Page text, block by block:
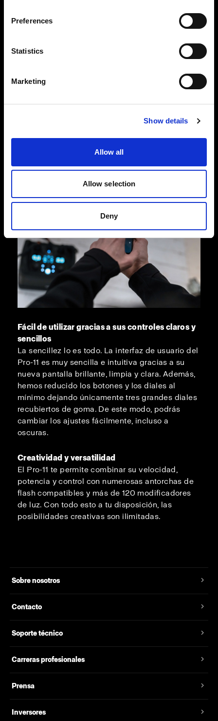
Preferences
Statistics
Marketing
Show details
Allow all
Allow selection
Deny
fotografiar con potencia y precisión, de una toma
Diseñado para perdurar con un rendimiento
El Pro-11 se ha diseñado para capturar grandes
volúmenes de imágenes con una consistencia
tan resistente y duradero que continuará
Fácil de utilizar gracias a sus controles claros y
sencillos
La sencillez lo es todo. La interfaz de usuario del
Pro-11 es muy sencilla e intuitiva gracias a su
nueva pantalla brillante, limpia y clara. Además,
hemos reducido los botones y los diales al
mínimo dejando únicamente tres grandes diales
recubiertos de goma. De este modo, podrás
cambiar los ajustes fácilmente, incluso a
oscuras.
Creatividad y versatilidad
El Pro-11 te permite combinar su velocidad,
potencia y control con numerosas antorchas de
flash compatibles y más de 120 modificadores
de luz. Con todo esto a tu disposición, las
posibilidades creativas son ilimitadas.
Sobre nosotros
Contacto
Soporte técnico
Carreras profesionales
Prensa
Inversores